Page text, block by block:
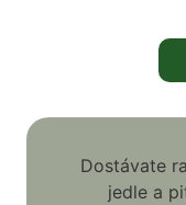
Dostávate
jedle a